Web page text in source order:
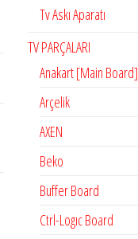
Tv Askı Aparatı
TV PARÇALARI
Anakart [Main Board]
Arçelik
AXEN
Beko
Buffer Board
Ctrl-Logıc Board